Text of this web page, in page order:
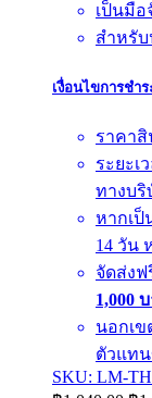
เป็นมื
สำหรั
เงื่อนไขการชำ
ราคา
ระยะเ
ทางบริ
หากเป็
14 วัน
จัดส่ง
1,000
นอกเ
ตัวแท
SKU: LM-